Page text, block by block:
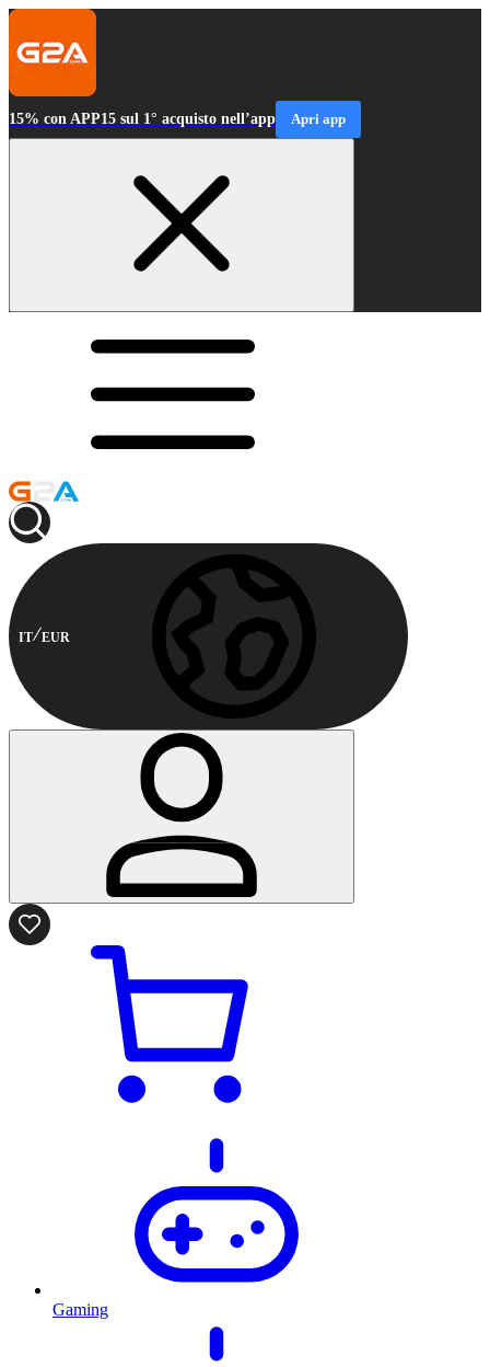
15% con APP15 sul 1° acquisto nell’app Apri app
IT EUR
Gaming